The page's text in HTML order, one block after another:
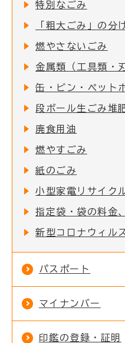
特別なごみ
「粗大ごみ」の分
燃やさないごみ
缶・ビン・ペット
段ボール生ごみ堆
廃食用油
燃やすごみ
紙のごみ
小型家電リサイク
指定袋・袋の料金
パスポート
マイナンバー
印鑑の登録・証明